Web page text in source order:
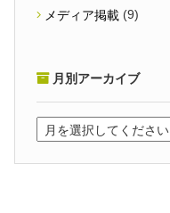
メディア掲載 (9)
月別アーカイブ